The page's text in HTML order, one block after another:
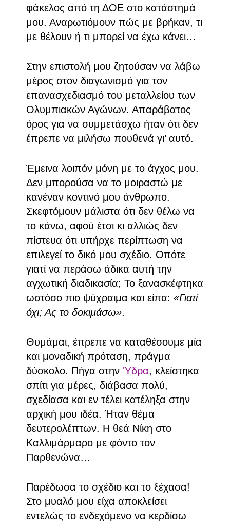
φάκελος από τη ΔΟΕ στο κατάστημά
μου. Αναρωτιόμουν πώς με βρήκαν, τι
με θέλουν ή τι μπορεί να έχω κάνει…
Στην επιστολή μου ζητούσαν να λάβω
μέρος στον διαγωνισμό για τον
επανασχεδιασμό του μεταλλείου των
Ολυμπιακών Αγώνων. Απαράβατος
όρος για να συμμετάσχω ήταν ότι δεν
έπρεπε να μιλήσω πουθενά γι’ αυτό.
Έμεινα λοιπόν μόνη με το άγχος μου.
Δεν μπορούσα να το μοιραστώ με
κανέναν κοντινό μου άνθρωπο.
Σκεφτόμουν μάλιστα ότι δεν θέλω να
το κάνω, αφού έτσι κι αλλιώς δεν
πίστευα ότι υπήρχε περίπτωση να
επιλεγεί το δικό μου σχέδιο. Οπότε
γιατί να περάσω άδικα αυτή την
αγχωτική διαδικασία; Το ξανασκέφτηκα
ωστόσο πιο ψύχραιμα και είπα: «Γιατί
όχι; Ας το δοκιμάσω».
Θυμάμαι, έπρεπε να καταθέσουμε μία
και μοναδική πρόταση, πράγμα
δύσκολο. Πήγα στην Ύδρα, κλείστηκα
σπίτι για μέρες, διάβασα πολύ,
σχεδίασα και εν τέλει κατέληξα στην
αρχική μου ιδέα. Ήταν θέμα
δευτερολέπτων. Η θεά Νίκη στο
Καλλιμάρμαρο με φόντο τον
Παρθενώνα…
Παρέδωσα το σχέδιο και το ξέχασα!
Στο μυαλό μου είχα αποκλείσει
εντελώς το ενδεχόμενο να κερδίσω